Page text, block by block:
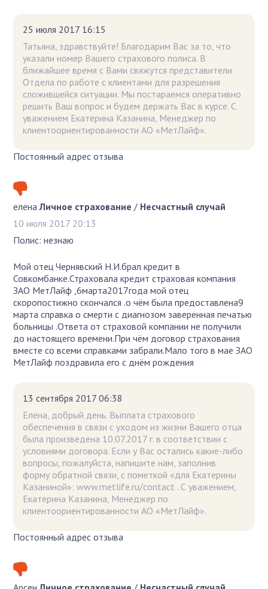
25 июля 2017 16:15
Татьяна, здравствуйте! Благодарим Вас за то, что
указали номер Вашего страхового полиса. В
ближайшее время с Вами свяжутся представители
Отдела по работе с клиентами для разрешения
сложившейся ситуации. Мы постараемся оперативно
решить Ваш вопрос и будем держать Вас в курсе. С
уважением Екатерина Казанина, Менеджер по
клиентоориентированности АО «МетЛайф».
Постоянный адрес отзыва
елена Личное страхование / Несчастный случай
10 июля 2017 20:13
Полис: незнаю
Мой отец Чернявский Н.И.брал кредит в
Совкомбанке.Страховала кредит страховая компания
ЗАО МетЛайф ,6марта2017года мой отец
скоропостижно скончался .о чём была предоставлена9
марта справка о смерти с диагнозом заверенная печатью
больницы .Ответа от страховой компании не получили
до настоящего времени.При чём договор страхования
вместе со всеми справками забрали.Мало того в мае ЗАО
МетЛайф поздравила его с днём рождения
13 сентября 2017 06:38
Елена, добрый день. Выплата страхового
обеспечения в связи с уходом из жизни Вашего отца
была произведена 10.07.2017 г. в соответствии с
условиями договора. Если у Вас остались какие-либо
вопросы, пожалуйста, напишите нам, заполнив
форму обратной связи, с пометкой «для Екатерины
Казаниной»: www.metlife.ru/contact . С уважением,
Екатерина Казанина, Менеджер по
клиентоориентированности АО «МетЛайф».
Постоянный адрес отзыва